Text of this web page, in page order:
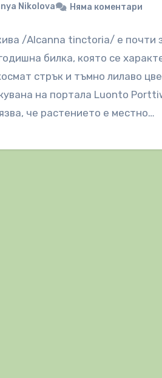
Nikolova Няма коментари
/Alcanna tinctoria/ е почти
билка, която се
стрък и тъмно лилаво
на портала Luonto
че растението е местно…